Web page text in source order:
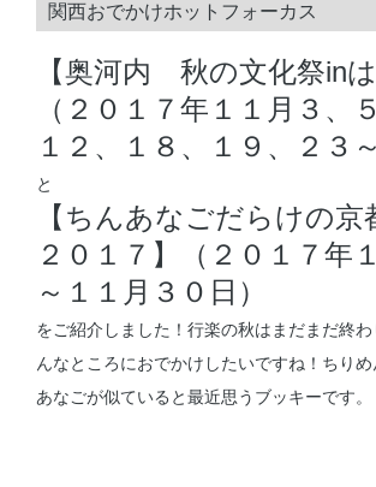
関西おでかけホットフォーカス
【奥河内 秋の文化祭inは
（２０１７年１１月３、
１２、１８、１９、２３
と
【ちんあなごだらけの京
２０１７】（２０１７年
～１１月３０日）
をご紹介しました！行楽の秋はまだまだ終
んなところにおでかけしたいですね！ちり
あなごが似ていると最近思うブッキーです。